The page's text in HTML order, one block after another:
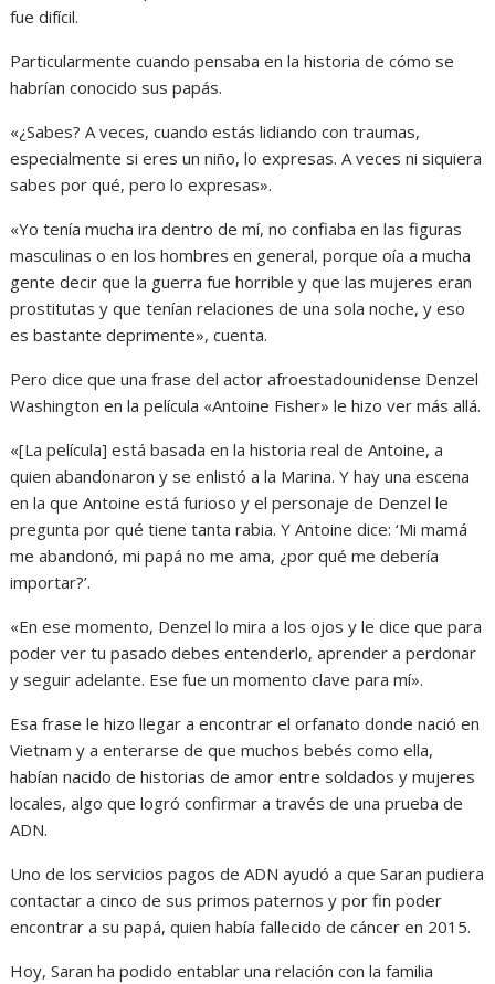
fue difícil.
Particularmente cuando pensaba en la historia de cómo se
habrían conocido sus papás.
«¿Sabes? A veces, cuando estás lidiando con traumas,
especialmente si eres un niño, lo expresas. A veces ni siquiera
sabes por qué, pero lo expresas».
«Yo tenía mucha ira dentro de mí, no confiaba en las figuras
masculinas o en los hombres en general, porque oía a mucha
gente decir que la guerra fue horrible y que las mujeres eran
prostitutas y que tenían relaciones de una sola noche, y eso
es bastante deprimente», cuenta.
Pero dice que una frase del actor afroestadounidense Denzel
Washington en la película «Antoine Fisher» le hizo ver más allá.
«[La película] está basada en la historia real de Antoine, a
quien abandonaron y se enlistó a la Marina. Y hay una escena
en la que Antoine está furioso y el personaje de Denzel le
pregunta por qué tiene tanta rabia. Y Antoine dice: ‘Mi mamá
me abandonó, mi papá no me ama, ¿por qué me debería
importar?’.
«En ese momento, Denzel lo mira a los ojos y le dice que para
poder ver tu pasado debes entenderlo, aprender a perdonar
y seguir adelante. Ese fue un momento clave para mí».
Esa frase le hizo llegar a encontrar el orfanato donde nació en
Vietnam y a enterarse de que muchos bebés como ella,
habían nacido de historias de amor entre soldados y mujeres
locales, algo que logró confirmar a través de una prueba de
ADN.
Uno de los servicios pagos de ADN ayudó a que Saran pudiera
contactar a cinco de sus primos paternos y por fin poder
encontrar a su papá, quien había fallecido de cáncer en 2015.
Hoy, Saran ha podido entablar una relación con la familia